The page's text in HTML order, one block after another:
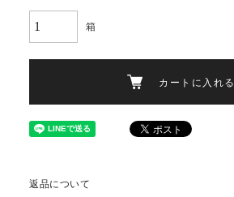
箱
カートに入れる
返品について